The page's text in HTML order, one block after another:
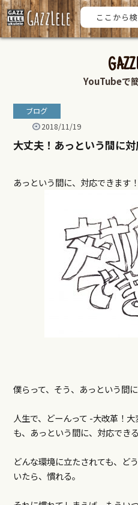
YouTubeで
ブログ
2018/11/19
大丈夫！あっという間に対
あっという間に、対応できます！
僕らって、そう、あっという間
人生で、どーんって -大改革！
も、あっという間に、対応できる
どんな環境に立たされても、ど
いたら、慣れる。